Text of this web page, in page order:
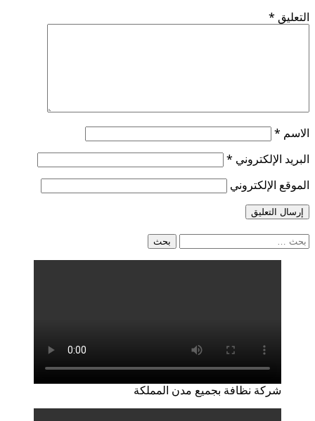
التعليق *
الاسم *
البريد الإلكتروني *
الموقع الإلكتروني
البحث
عن:
شركة نظافة بجميع مدن المملكة